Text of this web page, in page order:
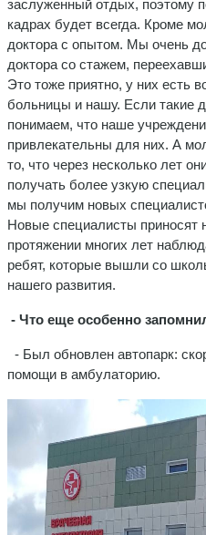
заслуженный отдых, поэтому
кадрах будет всегда. Кроме
доктора с опытом. Мы очень
доктора со стажем,
Это тоже приятно, у них есть
больницы и нашу. Если такие
понимаем, что наше
привлекательны для них. А
то, что через несколько лет
получать более узкую
мы получим новых
Новые специалисты
протяжении многих лет
ребят, которые вышли со
нашего развития.
- Что еще особенно
- Был обновлен автопарк:
помощи в амбулаторию.